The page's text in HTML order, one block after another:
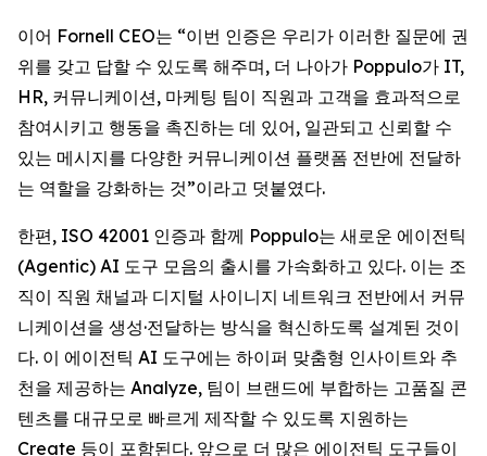
이어 Fornell CEO는 “이번 인증은 우리가 이러한 질문에 권
위를 갖고 답할 수 있도록 해주며, 더 나아가 Poppulo가 IT,
HR, 커뮤니케이션, 마케팅 팀이 직원과 고객을 효과적으로
참여시키고 행동을 촉진하는 데 있어, 일관되고 신뢰할 수
있는 메시지를 다양한 커뮤니케이션 플랫폼 전반에 전달하
는 역할을 강화하는 것”이라고 덧붙였다.
한편, ISO 42001 인증과 함께 Poppulo는 새로운 에이전틱
(Agentic) AI 도구 모음의 출시를 가속화하고 있다. 이는 조
직이 직원 채널과 디지털 사이니지 네트워크 전반에서 커뮤
니케이션을 생성·전달하는 방식을 혁신하도록 설계된 것이
다. 이 에이전틱 AI 도구에는 하이퍼 맞춤형 인사이트와 추
천을 제공하는 Analyze, 팀이 브랜드에 부합하는 고품질 콘
텐츠를 대규모로 빠르게 제작할 수 있도록 지원하는
Create 등이 포함된다. 앞으로 더 많은 에이전틱 도구들이